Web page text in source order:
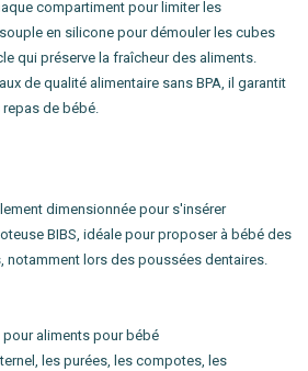
compartiment pour limiter les
en silicone pour démouler les cubes
qui préserve la fraîcheur des aliments.
de qualité alimentaire sans BPA, il garantit
de bébé.
dimensionnée pour s'insérer
BIBS, idéale pour proposer à bébé des
notamment lors des poussées dentaires.
aliments pour bébé
les purées, les compotes, les